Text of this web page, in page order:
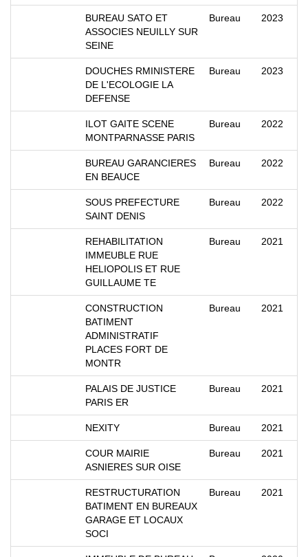
BUREAU SATO ET
ASSOCIES NEUILLY SUR
SEINE
Bureau 2023
DOUCHES RMINISTERE
DE L'ECOLOGIE LA
DEFENSE
Bureau 2023
ILOT GAITE SCENE
MONTPARNASSE PARIS
Bureau 2022
BUREAU GARANCIERES
EN BEAUCE
Bureau 2022
SOUS PREFECTURE
SAINT DENIS
Bureau 2022
REHABILITATION
IMMEUBLE RUE
HELIOPOLIS ET RUE
GUILLAUME TE
Bureau 2021
CONSTRUCTION
BATIMENT
ADMINISTRATIF
PLACES FORT DE
MONTR
Bureau 2021
PALAIS DE JUSTICE
PARIS ER
Bureau 2021
NEXITY Bureau 2021
COUR MAIRIE
ASNIERES SUR OISE
Bureau 2021
RESTRUCTURATION
BATIMENT EN BUREAUX
GARAGE ET LOCAUX
SOCI
Bureau 2021